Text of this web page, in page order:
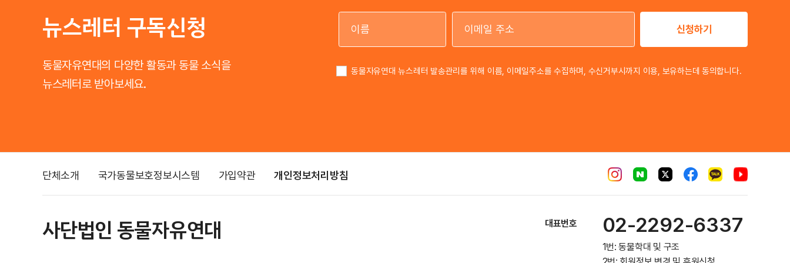
뉴스레터 구독신청
동물자유연대의 다양한 활동과 동물 소식을
뉴스레터로 받아보세요.
신청하기
동물자유연대 뉴스레터 발송관리를 위해 이름, 이메일주소를 수집하며, 수신거부시까지 이용, 보유하는데 동의합니다.
단체소개 국가동물보호정보시스템 가입약관 개인정보처리방침
사단법인 동물자유연대 대표번호 02-2292-6337
1번: 동물학대 및 구조